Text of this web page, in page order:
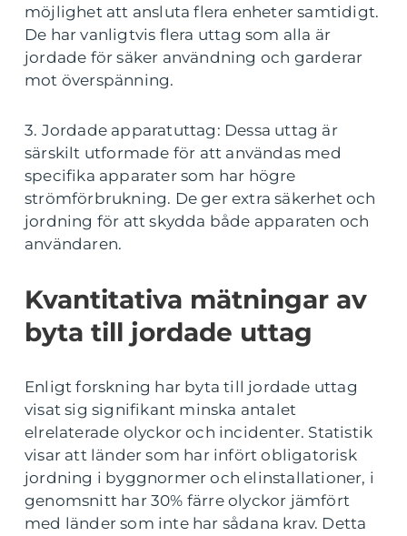
möjlighet att ansluta flera enheter samtidigt.
De har vanligtvis flera uttag som alla är
jordade för säker användning och garderar
mot överspänning.
3. Jordade apparatuttag: Dessa uttag är
särskilt utformade för att användas med
specifika apparater som har högre
strömförbrukning. De ger extra säkerhet och
jordning för att skydda både apparaten och
användaren.
Kvantitativa mätningar av
byta till jordade uttag
Enligt forskning har byta till jordade uttag
visat sig signifikant minska antalet
elrelaterade olyckor och incidenter. Statistik
visar att länder som har infört obligatorisk
jordning i byggnormer och elinstallationer, i
genomsnitt har 30% färre olyckor jämfört
med länder som inte har sådana krav. Detta